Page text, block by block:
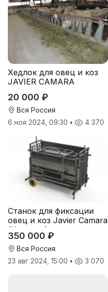
Хедлок для овец и коз
JAVIER CAMARA
20 000 ₽
Вся Россия
6 ноя 2024, 09:30 • 4 370
Станок для фиксации
овец и коз Javier Camara
(Испания)
350 000 ₽
Вся Россия
23 авг 2024, 15:00 • 3 070